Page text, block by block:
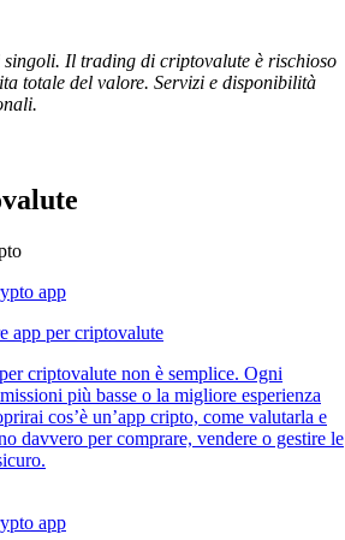
singoli. Il trading di criptovalute è rischioso
totale del valore. Servizi e disponibilità
app per criptovalute
criptovalute non è semplice. Ogni
più basse o la migliore esperienza
cos’è un’app cripto, come valutarla e
davvero per comprare, vendere o gestire le